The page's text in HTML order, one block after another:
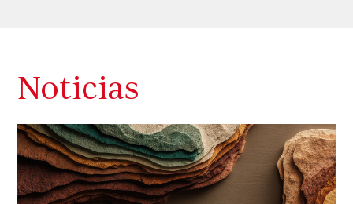
Noticias